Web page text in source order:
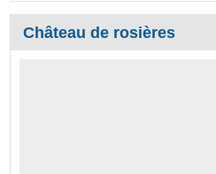
Château de rosières